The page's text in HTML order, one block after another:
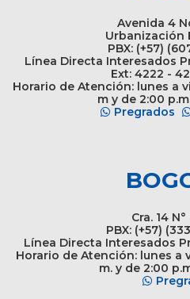
Avenida 4
Urbanización
PBX: (+57)
Línea Directa Interesados
Ext: 4222 -
Horario de Atención: lunes a
m y de 2:00
Pregrados
Cra. 14
PBX: (+57)
Línea Directa Interesados
Horario de Atención: lunes a
m. y de 2:00